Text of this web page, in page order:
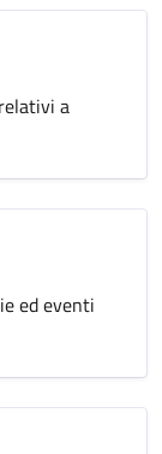
a
ed eventi